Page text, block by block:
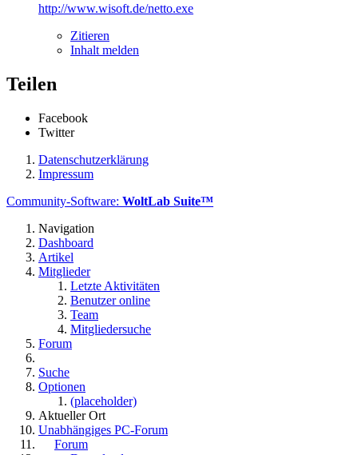
http://www.wisoft.de/netto.exe
Zitieren
Inhalt melden
Teilen
Facebook
Twitter
Datenschutzerklärung
Impressum
Community-Software: WoltLab Suite™
Navigation
Dashboard
Artikel
Mitglieder
Letzte Aktivitäten
Benutzer online
Team
Mitgliedersuche
Forum
Suche
Optionen
(placeholder)
Aktueller Ort
Unabhängiges PC-Forum
Forum